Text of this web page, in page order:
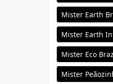
Mister Earth
Mister Earth
Mister Eco
Mister